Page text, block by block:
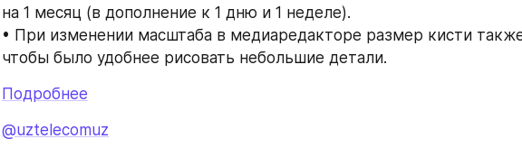
на 1 месяц (в дополнение к 1 дню и 1 неделе).
• При изменении масштаба в медиаредакторе размер кисти
чтобы было удобнее рисовать небольшие детали.
Подробнее
@uztelecomuz